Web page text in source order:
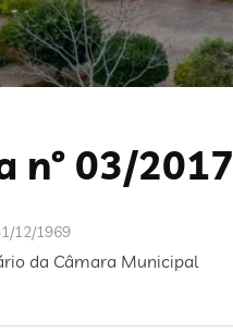
nº 03/2017
12/1969
da Câmara Municipal